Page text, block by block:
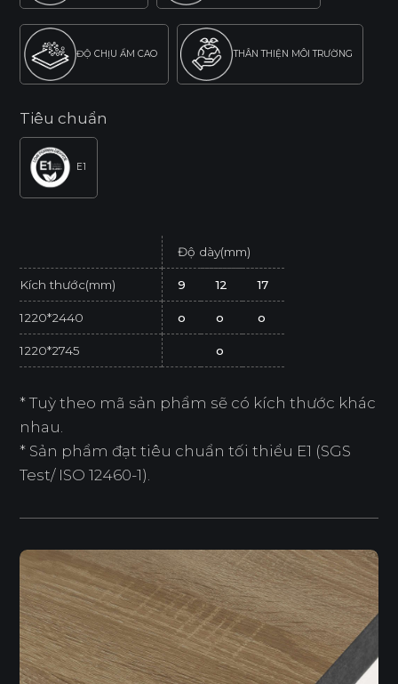
ĐỘ CHỊU ẨM CAO THÂN THIỆN MÔI TRƯỜNG
Tiêu chuẩn
E1
Độ dày(mm)
Kích thước(mm) 9 12 17
1220*2440 o o o
1220*2745 o
* Tuỳ theo mã sản phẩm sẽ có kích thước khác
nhau.
* Sản phẩm đạt tiêu chuẩn tối thiểu E1 (SGS
Test/ ISO 12460-1).